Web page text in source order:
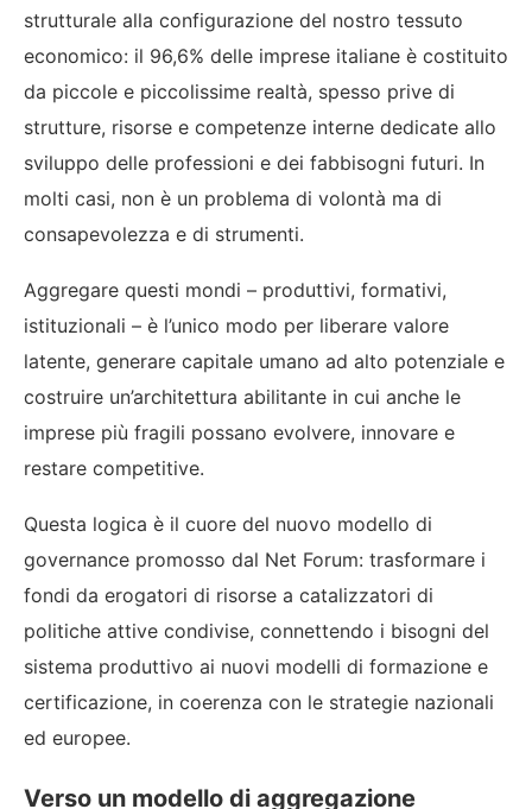
strutturale alla configurazione del nostro tessuto
economico: il 96,6% delle imprese italiane è costituito
da piccole e piccolissime realtà, spesso prive di
strutture, risorse e competenze interne dedicate allo
sviluppo delle professioni e dei fabbisogni futuri. In
molti casi, non è un problema di volontà ma di
consapevolezza e di strumenti.
Aggregare questi mondi – produttivi, formativi,
istituzionali – è l’unico modo per liberare valore
latente, generare capitale umano ad alto potenziale e
costruire un’architettura abilitante in cui anche le
imprese più fragili possano evolvere, innovare e
restare competitive.
Questa logica è il cuore del nuovo modello di
governance promosso dal Net Forum: trasformare i
fondi da erogatori di risorse a catalizzatori di
politiche attive condivise, connettendo i bisogni del
sistema produttivo ai nuovi modelli di formazione e
certificazione, in coerenza con le strategie nazionali
ed europee.
Verso un modello di aggregazione